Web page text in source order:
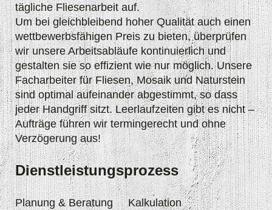
tägliche Fliesenarbeit auf.
Um bei gleichbleibend hoher Qualität auch einen
wettbewerbsfähigen Preis zu bieten, überprüfen
wir unsere Arbeitsabläufe kontinuierlich und
gestalten sie so effizient wie nur möglich. Unsere
Facharbeiter für Fliesen, Mosaik und Naturstein
sind optimal aufeinander abgestimmt, so dass
jeder Handgriff sitzt. Leerlaufzeiten gibt es nicht –
Aufträge führen wir termingerecht und ohne
Verzögerung aus!
Dienstleistungsprozess
Planung & Beratung Kalkulation